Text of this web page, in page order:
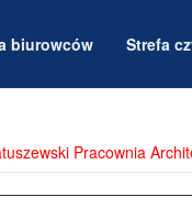
biurowców Strefa
Pracownia